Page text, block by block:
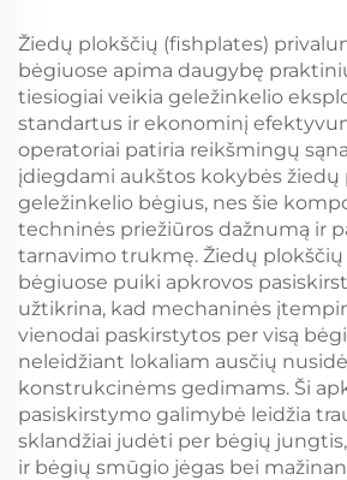
Žiedų plokščių (fishplates)
bėgiuose apima daugybę
tiesiogiai veikia geležinkelio
standartus ir ekonominį
operatoriai patiria reikšmingų
įdiegdami aukštos kokybės žiedų
geležinkelio bėgius, nes šie
techninės priežiūros dažnumą ir
tarnavimo trukmę. Žiedų
bėgiuose puiki apkrovos
užtikrina, kad mechaninės
vienodai paskirstytos per visą
neleidžiant lokaliam ausčių
konstrukcinėms gedimams. Ši
pasiskirstymo galimybė leidžia
sklandžiai judėti per bėgių
ir bėgių smūgio jėgas bei